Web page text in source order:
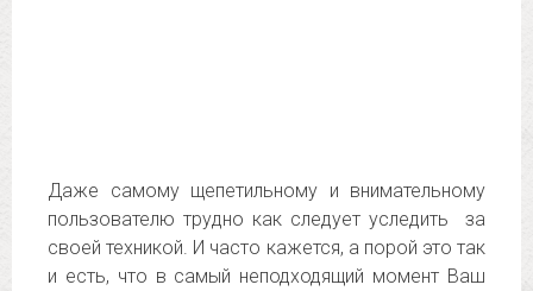
Даже самому щепетильному и внимательному
пользователю трудно как следует уследить за
своей техникой. И часто кажется, а порой это так
и есть, что в самый неподходящий момент Ваш